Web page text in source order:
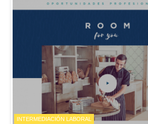
INTERMEDIACIÓN LABORAL